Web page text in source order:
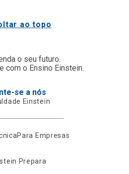
ao topo
o seu futuro.
com o Ensino Einstein.
se a nós
Einstein
Para Empresas
Prepara